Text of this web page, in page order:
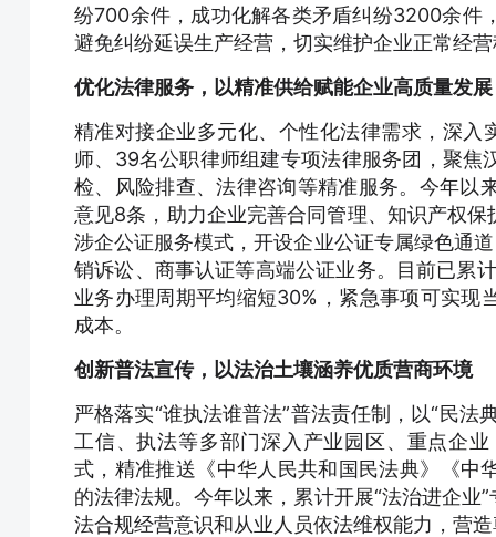
纷700余件，成功化解各类矛盾纠纷3200余件
避免纠纷延误生产经营，切实维护企业正常经
优化法律服务，以精准供给赋能企业高质量发展
精准对接企业多元化、个性化法律需求，深
师、39名公职律师组建专项法律服务团，聚
检、风险排查、法律咨询等精准服务。今年以
意见8条，助力企业完善合同管理、知识产权
涉企公证服务模式，开设企业公证专属绿色通
销诉讼、商事认证等高端公证业务。目前已累
业务办理周期平均缩短30%，紧急事项可实现
成本。
创新普法宣传，以法治土壤涵养优质营商环境
严格落实“谁执法谁普法”普法责任制，以“民
工信、执法等多部门深入产业园区、重点企
式，精准推送《中华人民共和国民法典》《中
的法律法规。今年以来，累计开展“法治进企
法合规经营意识和从业人员依法维权能力，营